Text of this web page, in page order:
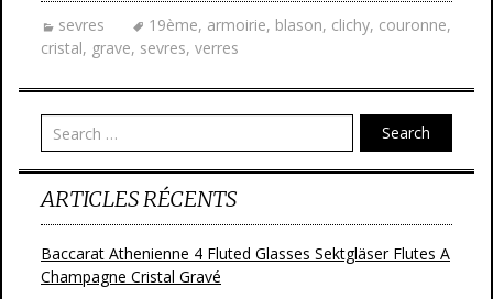
sevres 19ème, armoirie, blason, clichy, couronne,
cristal, grave, sevres, verres
Search
ARTICLES RÉCENTS
Baccarat Athenienne 4 Fluted Glasses Sektgläser Flutes A
Champagne Cristal Gravé